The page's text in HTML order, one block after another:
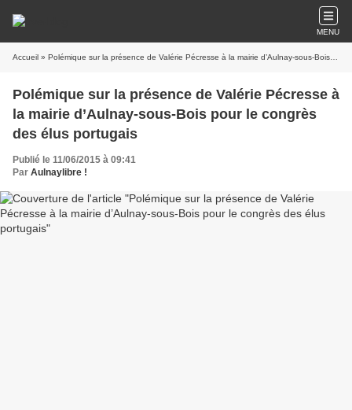
MENU
Accueil » Polémique sur la présence de Valérie Pécresse à la mairie d’Aulnay-sous-Bois pour le congrès des élus portugais
Polémique sur la présence de Valérie Pécresse à
la mairie d’Aulnay-sous-Bois pour le congrès
des élus portugais
Publié le 11/06/2015 à 09:41
Par Aulnaylibre !